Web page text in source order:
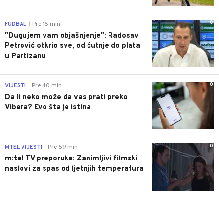
0
FUDBAL Pre 16 min
"Dugujem vam objašnjenje": Radosav
Petrović otkrio sve, od ćutnje do plata
u Partizanu
0
VIJESTI Pre 40 min
Da li neko može da vas prati preko
Vibera? Evo šta je istina
0
MTEL VIJESTI Pre 59 min
m:tel TV preporuke: Zanimljivi filmski
naslovi za spas od ljetnjih temperatura